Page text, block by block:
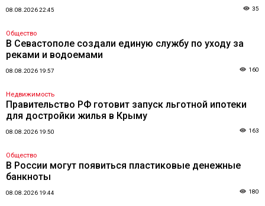
08.08.2026 22:45 35
Общество
В Севастополе создали единую службу по уходу за
реками и водоемами
08.08.2026 19:57 160
Недвижимость
Правительство РФ готовит запуск льготной ипотеки
для достройки жилья в Крыму
08.08.2026 19:50 163
Общество
В России могут появиться пластиковые денежные
банкноты
08.08.2026 19:44 180